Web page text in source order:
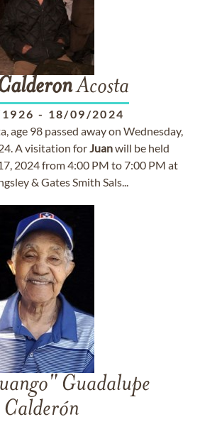
Acosta
- 18/09/2024
age 98 passed away on Wednesday,
A visitation forJuanwill be held
2024 from 4:00 PM to 7:00 PM at
& Gates Smith Sals...
Guadalupe
Calderón